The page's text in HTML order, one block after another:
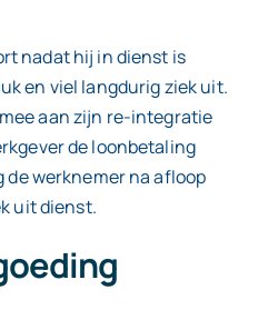
nadat hij in dienst is
en viel langdurig ziek uit.
aan zijn re-integratie
de loonbetaling
werknemer na afloop
uit dienst.